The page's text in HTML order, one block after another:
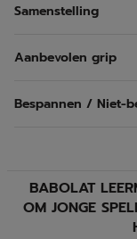
Samenstelling
Aanbevolen grip
Bespannen / Niet-
BABOLAT
OM JONGE